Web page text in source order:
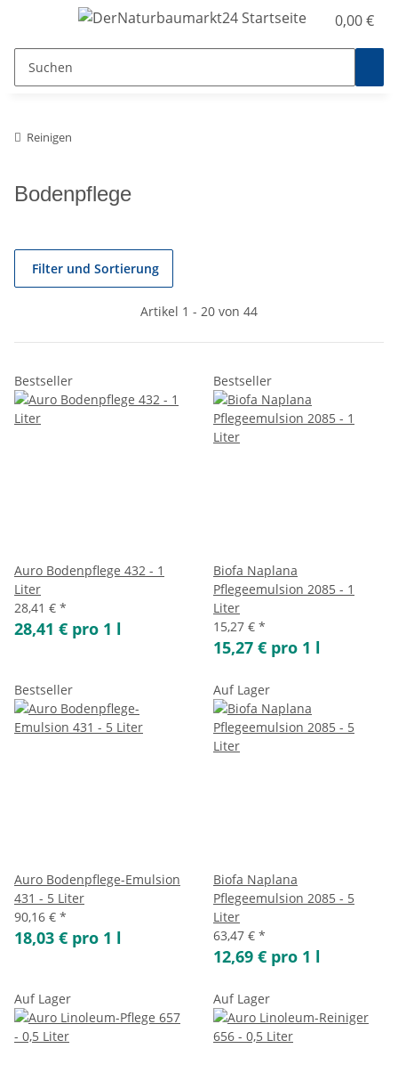
0,00 €
Reinigen
Bodenpflege
Filter und Sortierung
Artikel 1 - 20 von 44
Bestseller
Auro Bodenpflege 432 - 1
Liter
28,41 € *
28,41 € pro 1 l
Bestseller
Biofa Naplana
Pflegeemulsion 2085 - 1
Liter
15,27 € *
15,27 € pro 1 l
Bestseller
Auro Bodenpflege-Emulsion
431 - 5 Liter
90,16 € *
18,03 € pro 1 l
Auf Lager
Biofa Naplana
Pflegeemulsion 2085 - 5
Liter
63,47 € *
12,69 € pro 1 l
Auf Lager Auf Lager